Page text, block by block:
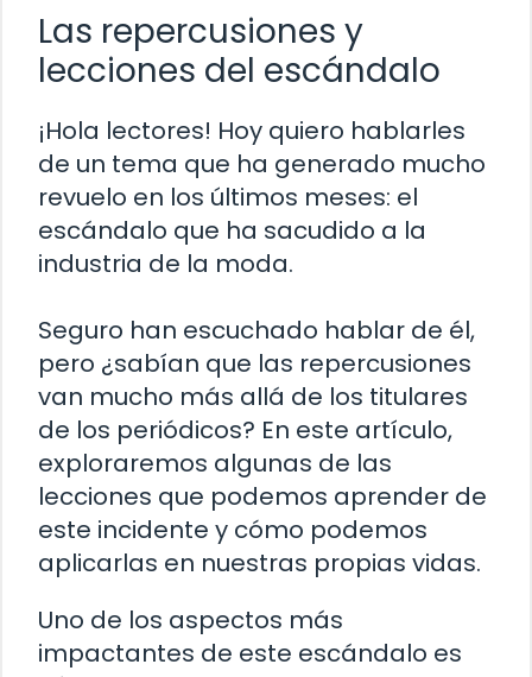
Las repercusiones y
lecciones del escándalo
¡Hola lectores! Hoy quiero hablarles
de un tema que ha generado mucho
revuelo en los últimos meses: el
escándalo que ha sacudido a la
industria de la moda.
Seguro han escuchado hablar de él,
pero ¿sabían que las repercusiones
van mucho más allá de los titulares
de los periódicos? En este artículo,
exploraremos algunas de las
lecciones que podemos aprender de
este incidente y cómo podemos
aplicarlas en nuestras propias vidas.
Uno de los aspectos más
impactantes de este escándalo es